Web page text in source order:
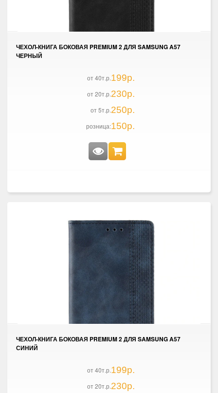
ЧЕХОЛ-КНИГА БОКОВАЯ PREMIUM 2 ДЛЯ SAMSUNG A57
ЧЕРНЫЙ
от 40т.р.199р.
от 20т.р.230р.
от 5т.р.250р.
розница:150р.
ЧЕХОЛ-КНИГА БОКОВАЯ PREMIUM 2 ДЛЯ SAMSUNG A57
СИНИЙ
от 40т.р.199р.
от 20т.р.230р.